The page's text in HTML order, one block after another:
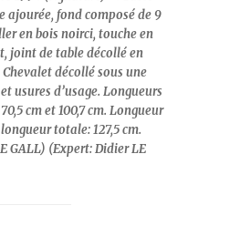
ajourée, fond composé de 9
en bois noirci, touche en
joint de table décollé en
décollé sous une
usures d’usage. Longueurs
cm et 100,7 cm. Longueur
totale: 127,5 cm.
GALL) (Expert: Didier LE